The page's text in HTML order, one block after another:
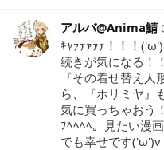
アルバ@Anima鯖
ｷｬｧｧｧｧｧ！！！('ω')
続きが気になる！！
『その着せ替え
ら、『ホリミヤ』
気に買っちゃおう
ﾌﾍﾍﾍﾍ。見たい漫
でも幸せです('ω')v